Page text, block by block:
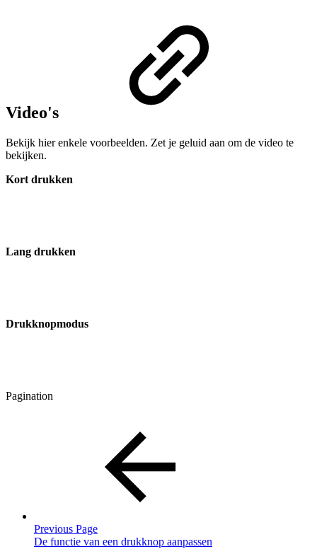
Video's
Bekijk hier enkele voorbeelden. Zet je geluid aan om de video te
bekijken.
Kort drukken
Lang drukken
Drukknopmodus
Pagination
Previous Page
De functie van een drukknop aanpassen